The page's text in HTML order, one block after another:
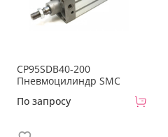
CP95SDB40-200
Пневмоцилиндр SMC
По запросу